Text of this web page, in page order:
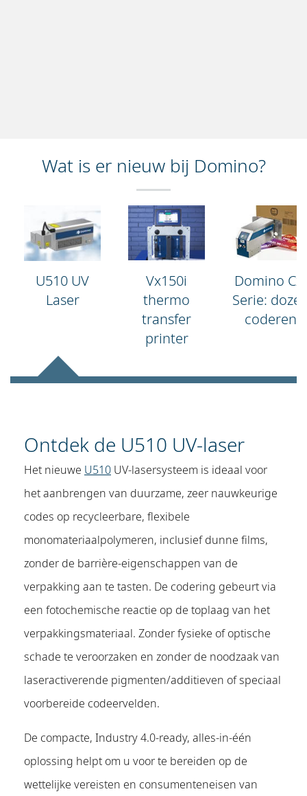
Wat is er nieuw bij Domino?
U510 UV
Laser
Vx150i
thermo
transfer
printer
Domino Cx-
Serie:
coderen
Ontdek de U510 UV-laser
Het nieuwe U510 UV-lasersysteem is ideaal voor
het aanbrengen van duurzame, zeer nauwkeurige
codes op recycleerbare, flexibele
monomateriaalpolymeren, inclusief dunne films,
zonder de barrière-eigenschappen van de
verpakking aan te tasten. De codering gebeurt via
een fotochemische reactie op de toplaag van het
verpakkingsmateriaal. Zonder fysieke of optische
schade te veroorzaken en zonder de noodzaak van
laseractiverende pigmenten/additieven of speciaal
voorbereide codeervelden.
De compacte, Industry 4.0-ready, alles-in-één
oplossing helpt om u voor te bereiden op de
wettelijke vereisten en consumenteneisen van